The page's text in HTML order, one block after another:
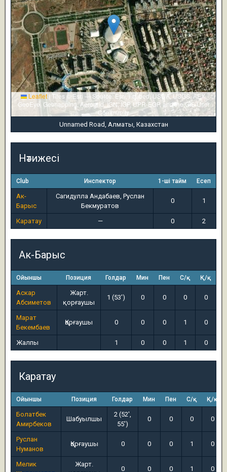
Leaflet | Tiles © Esri — Source: Esri, i-cubed, USDA, USGS, AEX,
GeoEye, Getmapping, Aerogrid, IGN, IGP, UPR-EGP, and the GIS User
Community
Unnamed Road, Алматы, Казахстан
Нәтижесі
Club Инспектор 1-ші тайм Есеп
Ак-
Барыс
Сагидулла Андабаев, Руслан
Бекмуратов
0 1
Каратау — 0 2
Ак-Барыс
Ойыншы Позиция Голдар Мин Пен С/қ Қ/қ
Аскар
Абсиметов
Жарт.
қорғаушы
1 (53') 0 0 0 0
Марат
Бекембаев
Қорғаушы 0 0 0 1 0
Жалпы 1 0 0 1 0
Каратау
Ойыншы Позиция Голдар Мин Пен С/қ Қ/қ
Болатбек
Амирбеков
Шабуылшы
2 (52',
55')
0 0 0 0
Руслан
Нуманов
Қорғаушы 0 0 0 1 0
Мелик
Жарт.
0 0 0 1 0